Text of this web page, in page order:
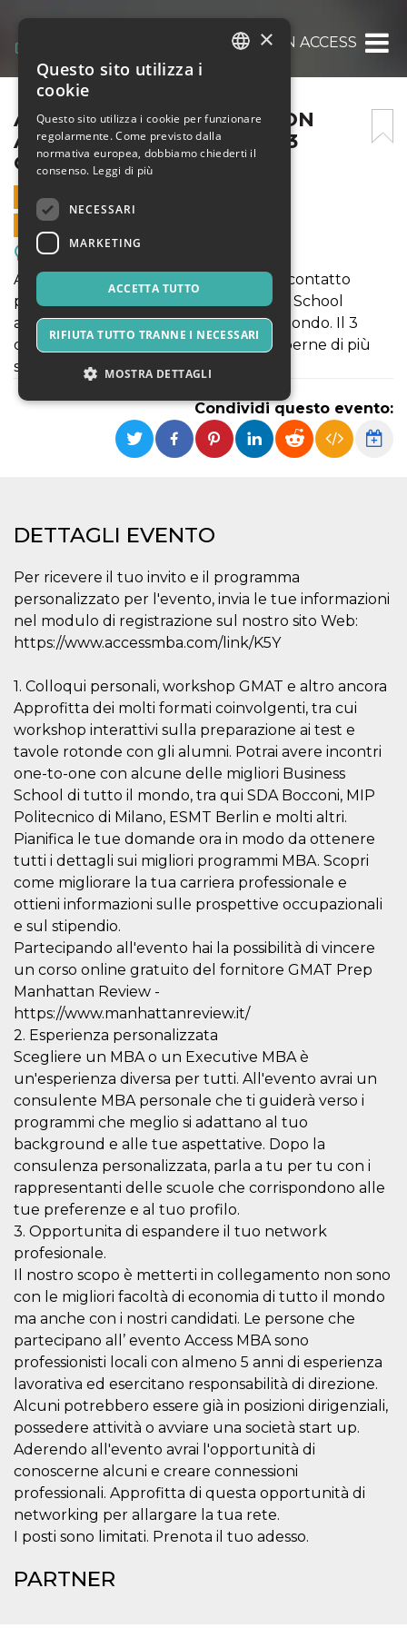
ASSICURATI IL FUTURO CON ACCESS
ASSICURATI IL FUTURO CON
ACCESS MBA. MILANO, IL 3
OTTOBRE
3 OTTOBRE 2022 - 16:30
VENDITE ONLINE TERMINATE
Meeting, Fiere, Congressi
Access MBA educa, abbina e mette in contatto
potenziali candidati MBA con Business School
accreditate e di alto livello di tutto il mondo. Il 3
ottobre avrai l'occasione ideale per saperne di più
sugli MBA più riconosciuti al mondo.
Condividi questo evento:
DETTAGLI EVENTO
Per ricevere il tuo invito e il programma
personalizzato per l'evento, invia le tue informazioni
nel modulo di registrazione sul nostro sito Web:
https://www.accessmba.com/link/K5Y
1. Colloqui personali, workshop GMAT e altro ancora
Approfitta dei molti formati coinvolgenti, tra cui
workshop interattivi sulla preparazione ai test e
tavole rotonde con gli alumni. Potrai avere incontri
one-to-one con alcune delle migliori Business
School di tutto il mondo, tra qui SDA Bocconi, MIP
Politecnico di Milano, ESMT Berlin e molti altri.
Pianifica le tue domande ora in modo da ottenere
tutti i dettagli sui migliori programmi MBA. Scopri
come migliorare la tua carriera professionale e
ottieni informazioni sulle prospettive occupazionali
e sul stipendio.
Partecipando all'evento hai la possibilità di vincere
un corso online gratuito del fornitore GMAT Prep
Manhattan Review -
https://www.manhattanreview.it/
2. Esperienza personalizzata
Scegliere un MBA o un Executive MBA è
un'esperienza diversa per tutti. All'evento avrai un
consulente MBA personale che ti guiderà verso i
programmi che meglio si adattano al tuo
background e alle tue aspettative. Dopo la
consulenza personalizzata, parla a tu per tu con i
rappresentanti delle scuole che corrispondono alle
tue preferenze e al tuo profilo.
3. Opportunita di espandere il tuo network
profesionale.
Il nostro scopo è metterti in collegamento non sono
con le migliori facoltà di economia di tutto il mondo
ma anche con i nostri candidati. Le persone che
partecipano all’ evento Access MBA sono
professionisti locali con almeno 5 anni di esperienza
lavorativa ed esercitano responsabilità di direzione.
Alcuni potrebbero essere già in posizioni dirigenziali,
possedere attività o avviare una società start up.
Aderendo all'evento avrai l'opportunità di
conoscerne alcuni e creare connessioni
professionali. Approfitta di questa opportunità di
networking per allargare la tua rete.
I posti sono limitati. Prenota il tuo adesso.
PARTNER
×
Questo sito utilizza i
cookie
Questo sito utilizza i cookie per funzionare
regolarmente. Come previsto dalla
normativa europea, dobbiamo chiederti il
consenso. Leggi di più
NECESSARI
MARKETING
ACCETTA TUTTO
RIFIUTA TUTTO TRANNE I NECESSARI
MOSTRA DETTAGLI
Necessari Marketing
Provider /
cf_clearance
Cloudflare,
Inc.
.oooh.events
1 anno
Cookie from
stores the proof
captcha or
jschallenge
challenge if
present. It is
required to
reach origin
wordpress_test_cookie
Automattic
Inc.
.oooh.events
Sessione
Cookie di
Wordpress,
verifica che il
browser accetti i
cookie.
PHPSESSID
PHP.net
oooh.events
Sessione
Cookie
generato da
applicazioni
basate sul
linguaggio PHP.
identificatore
generico
utilizzato per
mantenere le
modo in cui
viene utilizzato
può essere
specifico per il
mantenere uno
stato di accesso
per un utente
tra le pagine.
m
Stripe
m.stripe.com
viene
generalmente
l'ottimizzazione
elaborazione
dei pagamenti,
facilitando la
sul browser per
rendere le
pagine più
veloci.
CookieScriptConsent
CookieScript
oooh.events
4
settimane
2 giorni
Questo cookie
viene utilizzato
ricordare le